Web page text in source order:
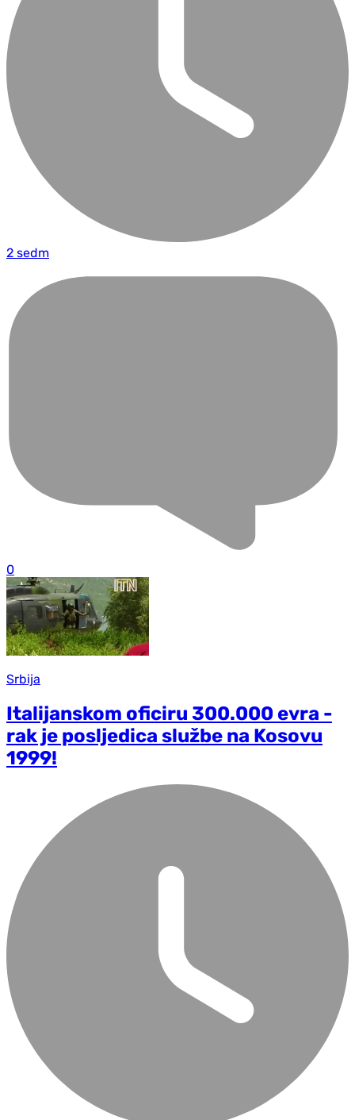
2 sedm
0
Srbija
Italijanskom oficiru 300.000 evra -
rak je posljedica službe na Kosovu
1999!